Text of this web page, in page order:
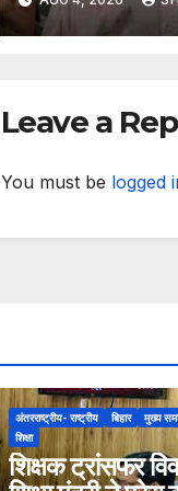
Leave a
You must be logged
अंतरराष्ट्रीय- राष्ट्रीय बिहार मुख्य
शिक्षा
शिक्षक ट्रांसफर